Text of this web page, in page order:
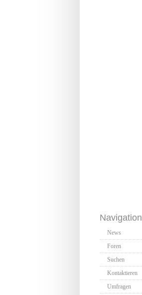
Navigation
News
Foren
Suchen
Kontaktieren
Umfragen